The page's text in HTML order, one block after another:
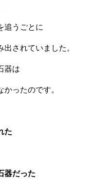
追うごとに
されていました。
器は
ったのです。
た
だった